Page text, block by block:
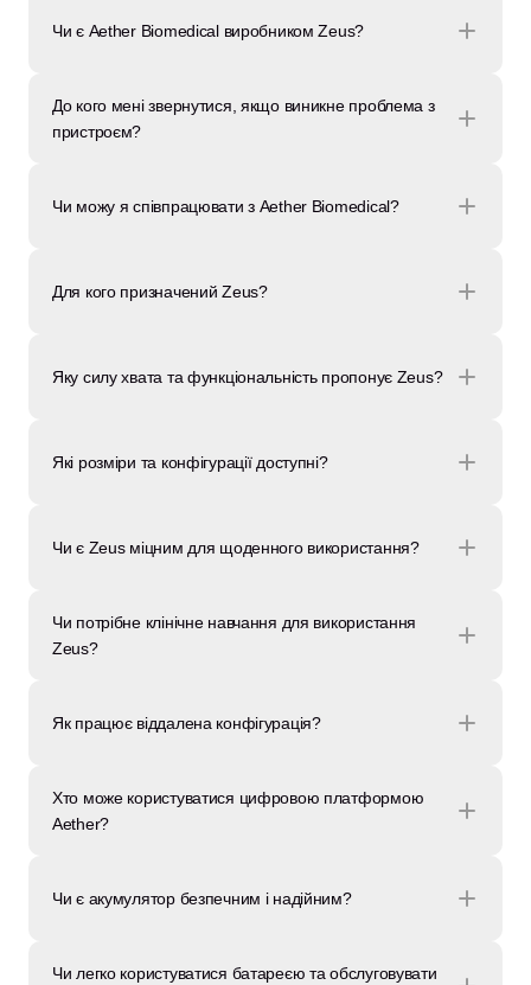
Чи є Aether Biomedical виробником Zeus?
До кого мені звернутися, якщо виникне проблема з
пристроєм?
Чи можу я співпрацювати з Aether Biomedical?
Для кого призначений Zeus?
Яку силу хвата та функціональність пропонує Zeus?
Які розміри та конфігурації доступні?
Чи є Zeus міцним для щоденного використання?
Чи потрібне клінічне навчання для використання
Zeus?
Як працює віддалена конфігурація?
Хто може користуватися цифровою платформою
Aether?
Чи є акумулятор безпечним і надійним?
Чи легко користуватися батареєю та обслуговувати